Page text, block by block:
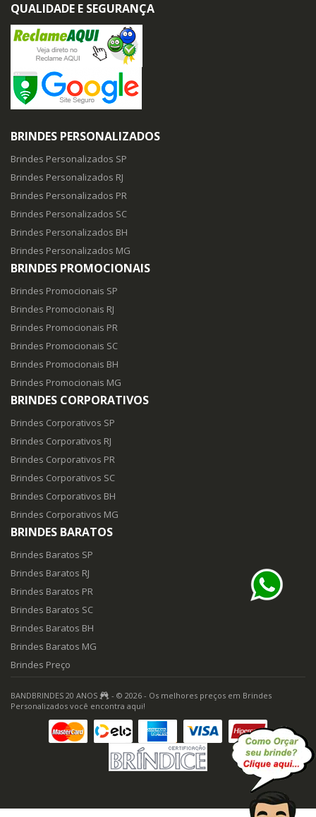
QUALIDADE E SEGURANÇA
BRINDES PERSONALIZADOS
Brindes Personalizados SP
Brindes Personalizados RJ
Brindes Personalizados PR
Brindes Personalizados SC
Brindes Personalizados BH
Brindes Personalizados MG
BRINDES PROMOCIONAIS
Brindes Promocionais SP
Brindes Promocionais RJ
Brindes Promocionais PR
Brindes Promocionais SC
Brindes Promocionais BH
Brindes Promocionais MG
BRINDES CORPORATIVOS
Brindes Corporativos SP
Brindes Corporativos RJ
Brindes Corporativos PR
Brindes Corporativos SC
Brindes Corporativos BH
Brindes Corporativos MG
BRINDES BARATOS
Brindes Baratos SP
Brindes Baratos RJ
Brindes Baratos PR
Brindes Baratos SC
Brindes Baratos BH
Brindes Baratos MG
Brindes Preço
BANDBRINDES 20 ANOS
- © 2026 - Os melhores preços em Brindes
Personalizados você encontra aqui!